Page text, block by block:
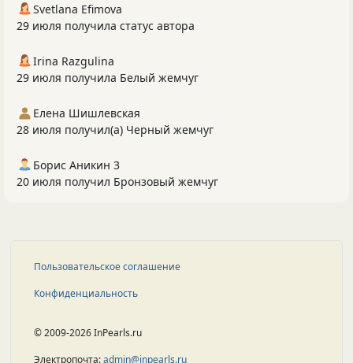
Svetlana Efimova
29 июля получила статус автора
Irina Razgulina
29 июля получила Белый жемчуг
Елена Шишлевская
28 июля получил(а) Черный жемчуг
Борис Аникин 3
20 июля получил Бронзовый жемчуг
Пользовательское соглашение
Конфиденциальность
© 2009-2026 InPearls.ru
Электропочта:admin@inpearls.ru